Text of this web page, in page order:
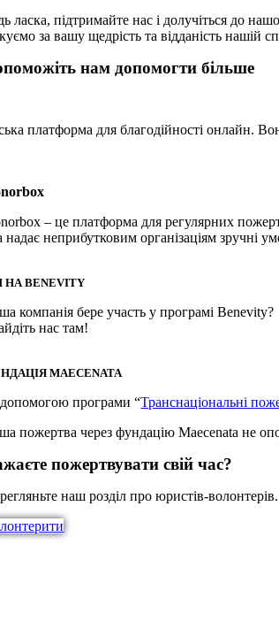
ласка, підтримайте нас і долучіться до
за вашу щедрість та відданість нашій
нам допомогти більше
платформа для благодійності онлайн.
– це платформа для регулярних
надає неприбутковим організаціям зручні
BENEVITY
компанія бере участь у програмі Benevity?
нас там!
MAECENATA
програми “Транснаціональні
пожертва через фундацію Maecenata не
пожертвувати свій час?
наш розділ про юристів-волонтерів.